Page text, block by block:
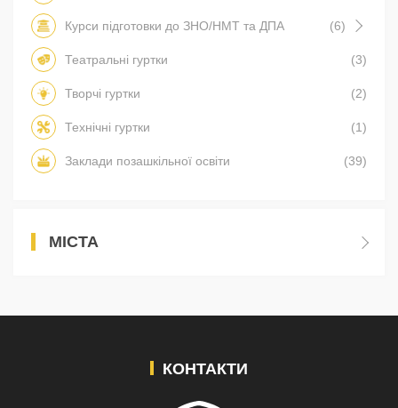
Курси підготовки до ЗНО/НМТ та ДПА (6)
Театральні гуртки (3)
Творчі гуртки (2)
Технічні гуртки (1)
Заклади позашкільної освіти (39)
МІСТА
КОНТАКТИ